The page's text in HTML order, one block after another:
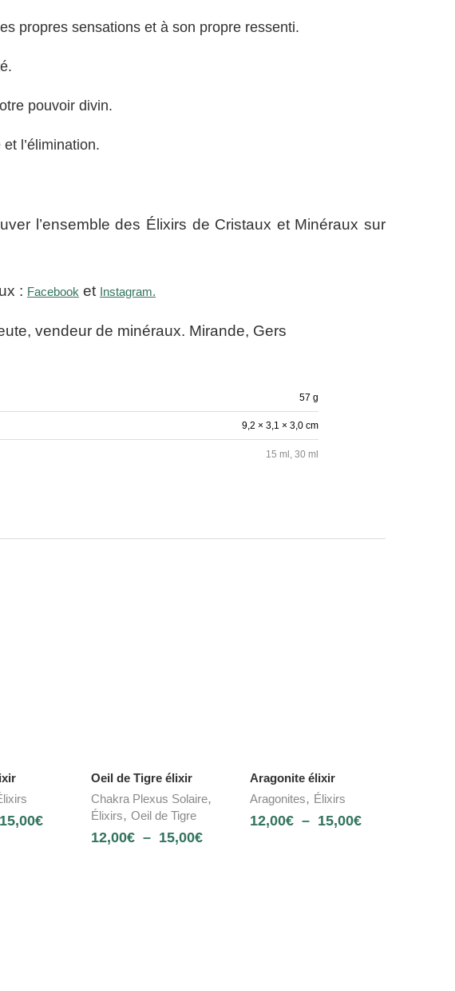
propres sensations et à son propre ressenti.
pouvoir divin.
l’élimination.
l’ensemble des Élixirs de Cristaux et Minéraux sur
: Facebook et Instagram.
vendeur de minéraux. Mirande, Gers
57 g
9,2 × 3,1 × 3,0 cm
15 ml, 30 ml
15,00€
Oeil de Tigre élixir
Chakra Plexus Solaire,
Élixirs, Oeil de Tigre
12,00€ – 15,00€
Aragonite élixir
Aragonites, Élixirs
12,00€ – 15,00€